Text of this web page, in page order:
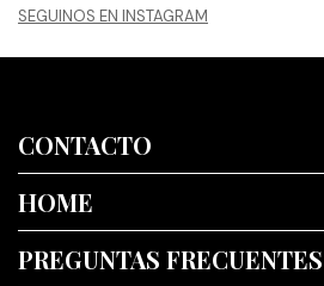
SEGUINOS EN INSTAGRAM
CONTACTO
HOME
PREGUNTAS FRECUENTES